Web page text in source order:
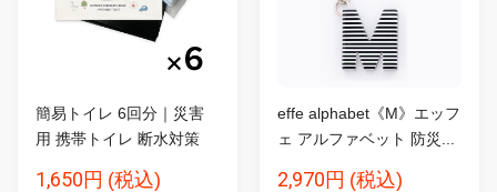
簡易トイレ 6回分｜災害
用 携帯トイレ 断水対策
1,650円 (税込)
effe alphabet《M》エッフ
ェ アルファベット 防災...
2,970円 (税込)